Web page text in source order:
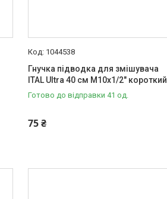
1044538
Гнучка підводка для змішувача
ITAL Ultra 40 см M10x1/2" короткий
Готово до відправки 41 од.
75 ₴